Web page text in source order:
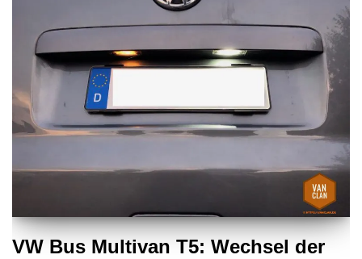
VW Bus Multivan T5: Wechsel der